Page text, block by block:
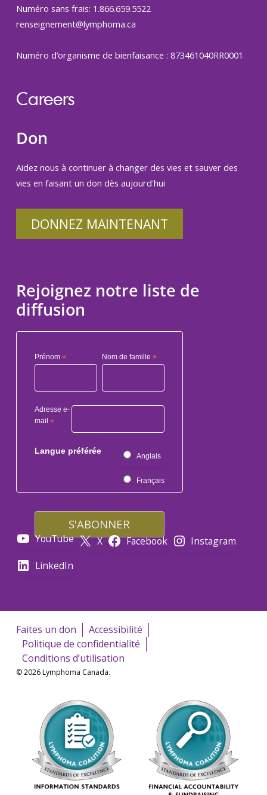
Numéro sans frais: 1.866.659.5522
renseignement@lymphoma.ca
Numéro d’organisme de bienfaisance : 873461040RR0001
Careers
Don
Aidez nous à continuer à changer des vies et sauver des
vies en faisant un don dès aujourd'hui
DONNEZ MAINTENANT
Rejoignez notre liste de
diffusion
Prénom * Nom de famille*
Adresse e-
mail *
Langue préférée
Anglais
Français
YouTube X Facebook
Instagram
LinkedIn
Faites un don
Accessibilité
Politique de confidentialité
Conditions d’utilisation
© 2026 Lymphoma Canada.